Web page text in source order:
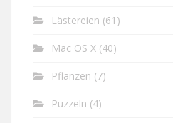
Lästereien (61)
Mac OS X (40)
Pflanzen (7)
Puzzeln (4)